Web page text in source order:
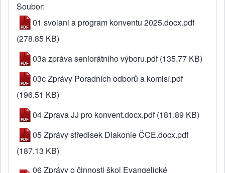
Soubor
01 svolani a program konventu 2025.docx.pdf
(278.85 KB)
03a zpráva seniorátního výboru.pdf (135.77 KB)
03c Zprávy Poradních odborů a komisí.pdf
(196.51 KB)
04 Zprava JJ pro konvent.docx.pdf (181.89 KB)
05 Zprávy středisek Diakonie ČCE.docx.pdf
(187.13 KB)
06 Zprávy o činnosti škol Evangelické